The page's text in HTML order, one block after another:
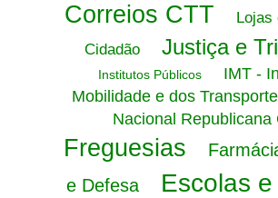
Correios CTT
Lojas
Cidadão
Justiça e
Institutos Públicos
IMT -
Mobilidade e dos
Nacional Republicana
Freguesias
e Defesa
Escolas